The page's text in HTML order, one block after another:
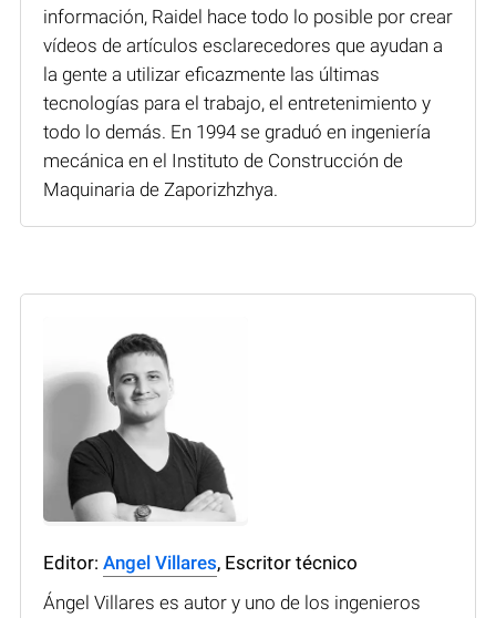
información, Raidel hace todo lo posible por crear
vídeos de artículos esclarecedores que ayudan a
la gente a utilizar eficazmente las últimas
tecnologías para el trabajo, el entretenimiento y
todo lo demás. En 1994 se graduó en ingeniería
mecánica en el Instituto de Construcción de
Maquinaria de Zaporizhzhya.
Editor: Angel Villares, Escritor técnico
Ángel Villares es autor y uno de los ingenieros